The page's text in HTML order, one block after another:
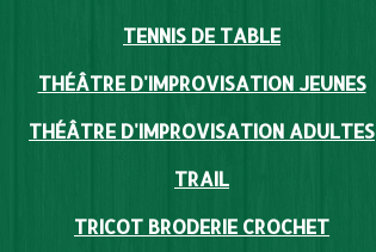
TENNIS DE TABLE
THÉÂTRE D'IMPROVISATION JEUNES
THÉÂTRE D'IMPROVISATION ADULTES
TRAIL
TRICOT BRODERIE CROCHET